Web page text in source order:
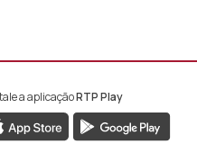
ÁfricaÁfrica
RTP África
a aplicaçãoRTP Play